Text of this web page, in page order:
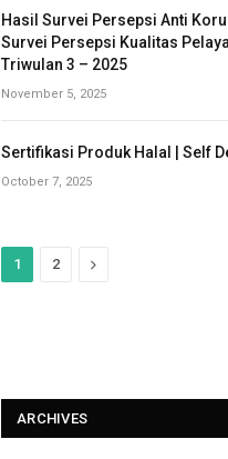
Hasil Survei Persepsi Anti
Survei Persepsi Kualitas
Triwulan 3 – 2025
November 5, 2025
Sertifikasi Produk Halal | Self
October 7, 2025
1 2
N
ARCHIVES